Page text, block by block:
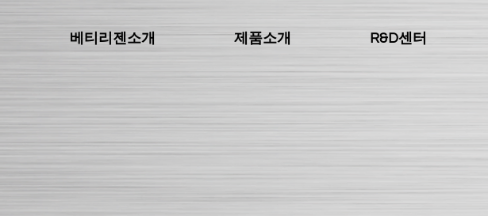
베티리젠소개 제품소개 R&D센터